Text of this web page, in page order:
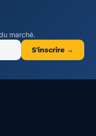
marché.
S'inscrire →